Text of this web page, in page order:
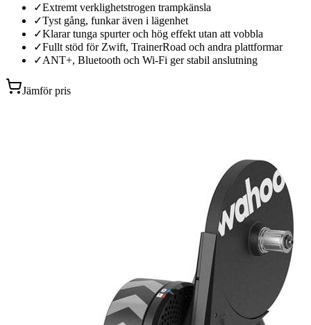
✓Extremt verklighetstrogen trampkänsla
✓Tyst gång, funkar även i lägenhet
✓Klarar tunga spurter och hög effekt utan att vobbla
✓Fullt stöd för Zwift, TrainerRoad och andra plattformar
✓ANT+, Bluetooth och Wi-Fi ger stabil anslutning
Jämför pris